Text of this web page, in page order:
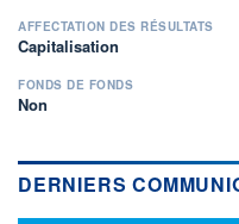
AFFECTATION DES RÉSULTATS
Capitalisation
FONDS DE FONDS
Non
DERNIERS